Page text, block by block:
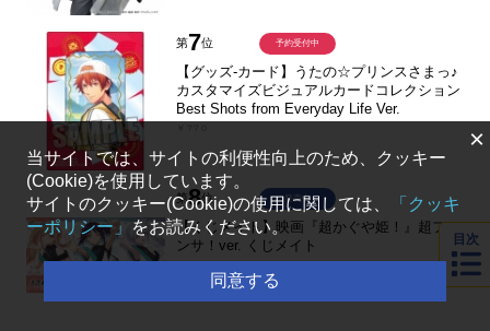
第7位
【グッズ-カード】うたの☆プリンスさまっ♪
カスタマイズビジュアルカードコレクション
Best Shots from Everyday Life Ver.
予約受付中
第8位
【くじメイト】映画『超かぐや姫！』超ファ
ンサ！ver. くじメイト
￥770
発売中
目次
×
当サイトでは、サイトの利便性向上のため、クッキー
(Cookie)を使用しています。
サイトのクッキー(Cookie)の使用に関しては、
「クッキ
ーポリシー」
をお読みください。
同意する